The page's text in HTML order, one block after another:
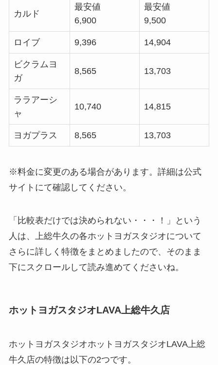
カルド
最安値
6,900
最安値
9,500
ロイブ 9,396 14,904
ビクラムヨ
ガ
8,565 13,703
ララアーシ
ャ
10,740 14,815
ヨガプラス 8,565 13,703
※料金に変更のある場合があります。詳細は公式
サイトにて確認してください。
「比較表だけでは決められない・・・！」という
人は、上総牛久の各ホットヨガスタジオについて
さらに詳しく特徴をまとめましたので、そのまま
下にスクロールして読み進めてくださいね。
ホットヨガスタジオLAVA上総牛久店
ホットヨガスタジオホットヨガスタジオLAVA上総
牛久店の特徴は以下の2つです。